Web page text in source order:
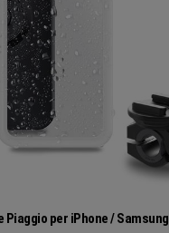
per iPhone / Samsung